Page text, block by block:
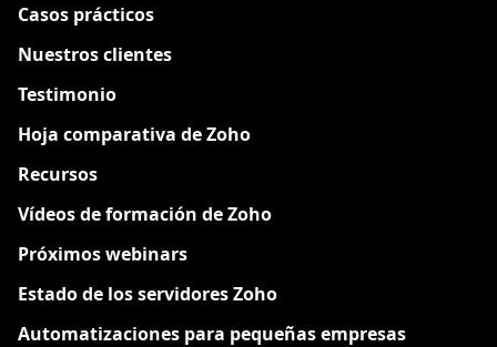
Casos prácticos
Nuestros clientes
Testimonio
Hoja comparativa de Zoho
Recursos
Vídeos de formación de Zoho
Próximos webinars
Estado de los servidores Zoho
Automatizaciones para pequeñas empresas